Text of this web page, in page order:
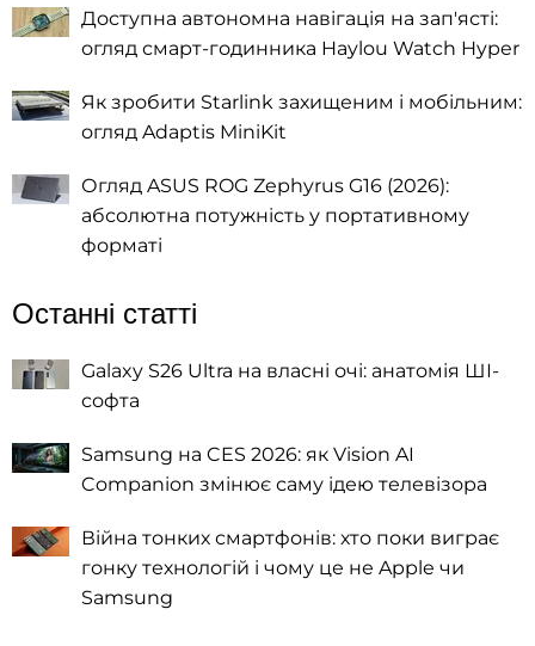
Доступна автономна навігація на зап'ясті:
огляд смарт-годинника Haylou Watch Hyper
Як зробити Starlink захищеним і мобільним:
огляд Adaptis MiniKit
Огляд ASUS ROG Zephyrus G16 (2026):
абсолютна потужність у портативному
форматі
Останні статті
Galaxy S26 Ultra на власні очі: анатомія ШІ-
софта
Samsung на CES 2026: як Vision AI
Companion змінює саму ідею телевізора
Війна тонких смартфонів: хто поки виграє
гонку технологій і чому це не Apple чи
Samsung